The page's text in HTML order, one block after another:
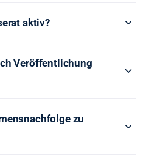
aktiv?
Veröffentlichung
zu